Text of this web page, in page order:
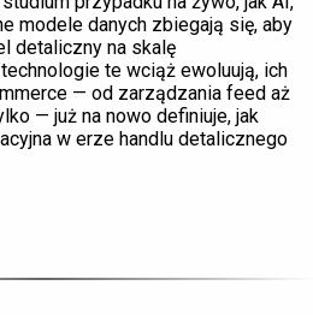
modele danych zbiegają się, aby
detaliczny na skalę
te wciąż ewoluują, ich
— od zarządzania feed aż
— już na nowo definiuje, jak
w erze handlu detalicznego